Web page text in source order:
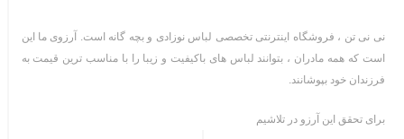
نی نی تن ، فروشگاه اینترنتی تخصصی لباس نوزادی و بچه گانه است. آرزوی ما این
است که همه مادران ، بتوانند لباس های باکیفیت و زیبا را با مناسب ترین قیمت به
فرزندان خود بپوشانند.
برای تحقق این آرزو در تلاشیم